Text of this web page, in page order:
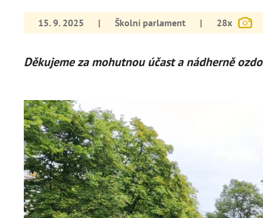
15. 9. 2025 | Školní parlament | 28x
Děkujeme za mohutnou účast a nádherně